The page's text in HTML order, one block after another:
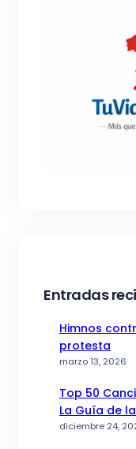
Entradas
Himnos
protesta
marzo 13, 2026
Top 50
La Guía de
diciembre 24,